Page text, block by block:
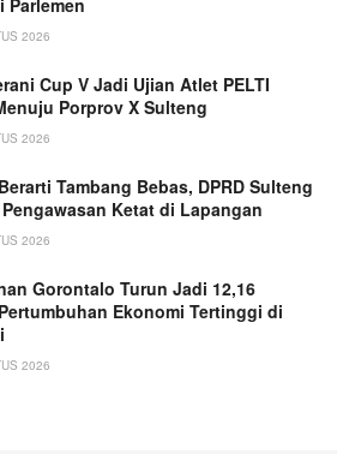
2026
Cup V Jadi Ujian Atlet PELTI
Porprov X Sulteng
2026
Tambang Bebas, DPRD Sulteng
Ketat di Lapangan
2026
Gorontalo Turun Jadi 12,16
Ekonomi Tertinggi di
2026